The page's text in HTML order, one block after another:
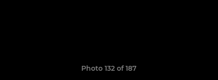
Photo 132 of 187